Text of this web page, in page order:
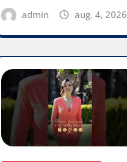
admin aug. 4, 2026